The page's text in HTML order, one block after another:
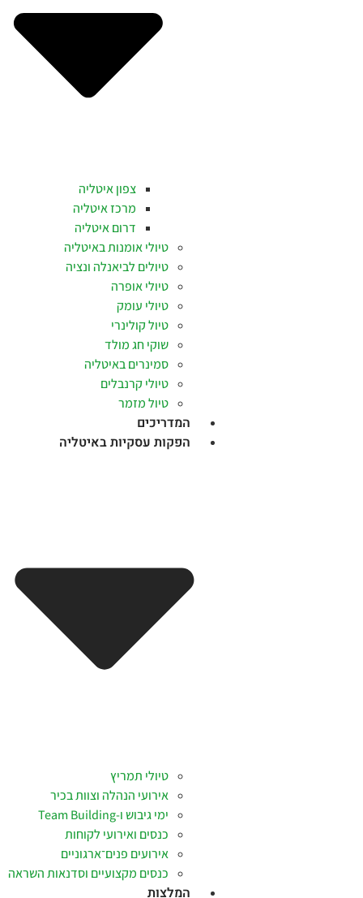
צפון איטליה
מרכז איטליה
דרום איטליה
טיולי אומנות באיטליה
טיולים לביאנלה ונציה
טיולי אופרה
טיולי עומק
טיול קולינרי
שוקי חג מולד
סמינרים באיטליה
טיולי קרנבלים
טיול מזמר
המדריכים
הפקות עסקיות באיטליה
טיולי תמריץ
אירועי הנהלה וצוות בכיר
ימי גיבוש ו-Team Building
כנסים ואירועי לקוחות
אירועים פנים־ארגוניים
כנסים מקצועיים וסדנאות השראה
המלצות